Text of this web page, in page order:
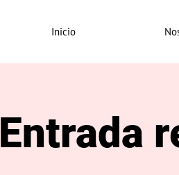
Inicio
Entrada